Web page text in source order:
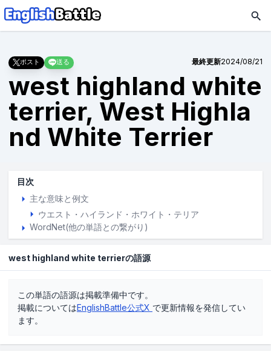
ポスト 送る 最終更新2024/08/21
west highland white
terrier, West Highla
nd White Terrier
目次
主な意味と例文
ウエスト・ハイランド・ホワイト・テリア
WordNet(他の単語との繋がり)
west highland white terrierの語源
この単語の語源は掲載準備中です。
掲載についてはEnglishBattle公式X で更新情報を発信してい
ます。